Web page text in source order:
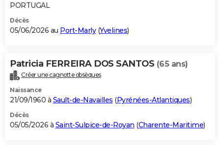
PORTUGAL
Décès
05/06/2026 au Port-Marly(Yvelines)
Patricia FERREIRA DOS SANTOS (65 ans)
Créer une cagnotte obsèques
Naissance
21/09/1960 à Sault-de-Navailles (Pyrénées-Atlantiques)
Décès
05/05/2026 à Saint-Sulpice-de-Royan (Charente-Maritime)